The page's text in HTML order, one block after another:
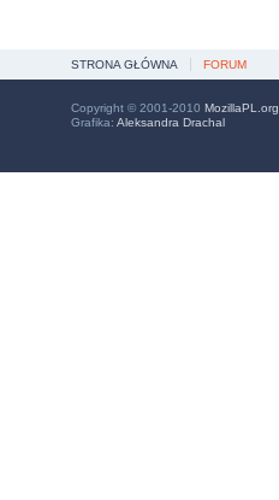
STRONA GŁÓWNA FORUM
Copyright © 2001-2010 MozillaPL.org
Grafika: Aleksandra Drachal